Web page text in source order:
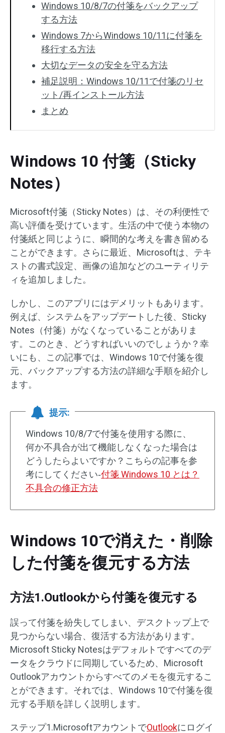
Windows 10/8/7の付箋をバックアップ
する方法
Windows 7からWindows 10/11に付箋を
移行する方法
大切なデータの安全を守る方法
補足説明：Windows 10/11で付箋のリセ
ット/再インストール方法
まとめ
Windows 10 付箋（Sticky
Notes）
Microsoft付箋（Sticky Notes）は、その利便性で
高い評価を受けています。生活の中で使う本物の
付箋紙と同じように、瞬間的な考えを書き留める
ことができます。さらに最近、Microsoftは、テキ
ストの書式設定、画像の追加などのユーティリテ
ィを追加しました。
しかし、このアプリにはデメリットもあります。
例えば、システムをアップデートした後、Sticky
Notes（付箋）がなくなっていることがありま
す。このとき、どうすればいいのでしょうか？幸
いにも、この記事では、Windows 10で付箋を復
元、バックアップする方法の詳細な手順を紹介し
ます。
提示:
Windows 10/8/7で付箋を使用する際に、
何か不具合が出て機能しなくなった場合は
どうしたらよいですか？こちらの記事を参
考にしてください‐付箋 Windows 10 とは？
不具合の修正方法
Windows 10で消えた・削除
した付箋を復元する方法
方法1.Outlookから付箋を復元する
誤って付箋を紛失してしまい、デスクトップ上で
見つからない場合、復活する方法があります。
Microsoft Sticky Notesはデフォルトですべてのデ
ータをクラウドに同期しているため、Microsoft
Outlookアカウントからすべてのメモを復元するこ
とができます。それでは、Windows 10で付箋を復
元する手順を詳しく説明します。
ステップ1.MicrosoftアカウントでOutlookにログイ